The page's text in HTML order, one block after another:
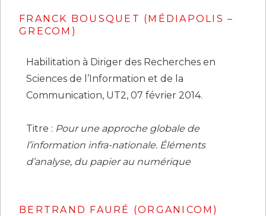
FRANCK BOUSQUET (MÉDIAPOLIS –
GRECOM)
Habilitation à Diriger des Recherches en
Sciences de l’Information et de la
Communication, UT2, 07 février 2014.
Titre : Pour une approche globale de
l’information infra-nationale. Éléments
d’analyse, du papier au numérique
BERTRAND FAURÉ (ORGANICOM)